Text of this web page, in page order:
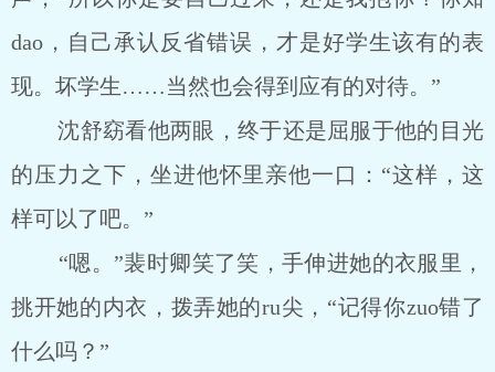
dao，自己承认反省错误，才是好学生该有的表
现。坏学生……当然也会得到应有的对待。”
沈舒窈看他两眼，终于还是屈服于他的目光
的压力之下，坐进他怀里亲他一口：“这样，这
样可以了吧。”
“嗯。”裴时卿笑了笑，手伸进她的衣服里，
挑开她的内衣，拨弄她的ru尖，“记得你zuo错了
什么吗？”